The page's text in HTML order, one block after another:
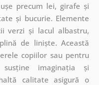
precum lei, girafe și
și bucurie. Elemente
verzi și lacul albastru,
de liniște. Această
copiilor sau pentru
imaginația și
calitate asigură o